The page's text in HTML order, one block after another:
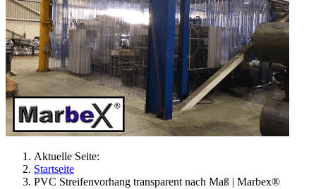
Aktuelle Seite:
Startseite
PVC Streifenvorhang transparent nach Maß | Marbex®